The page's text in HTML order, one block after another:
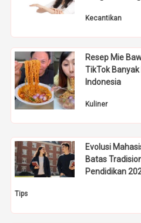
Kecantikan
Resep Mie
TikTok
Indonesia
Kuliner
Evolusi
Batas
Pendidikan
Tips